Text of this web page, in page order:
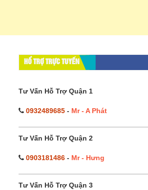
HỔ TRỢ TRỰC TUYẾN
Tư Vấn Hỗ Trợ Quận 1
0932489685 - Mr - A Phát
Tư Vấn Hỗ Trợ Quận 2
0903181486 - Mr - Hưng
Tư Vấn Hỗ Trợ Quận 3